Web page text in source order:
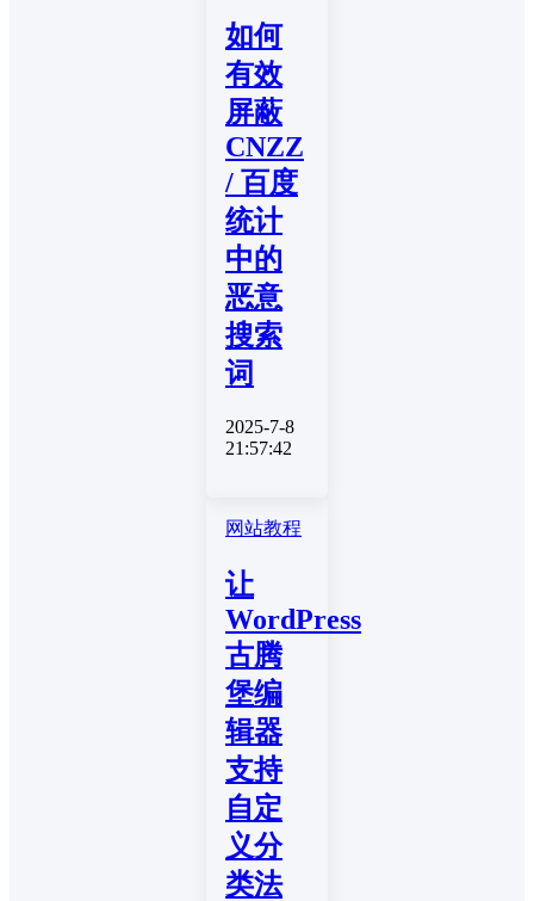
如何
有效
屏蔽
CNZZ
/ 百度
统计
中的
恶意
搜索
词
2025-7-8
21:57:42
网站教程
让
WordPress
古腾
堡编
辑器
支持
自定
义分
类法